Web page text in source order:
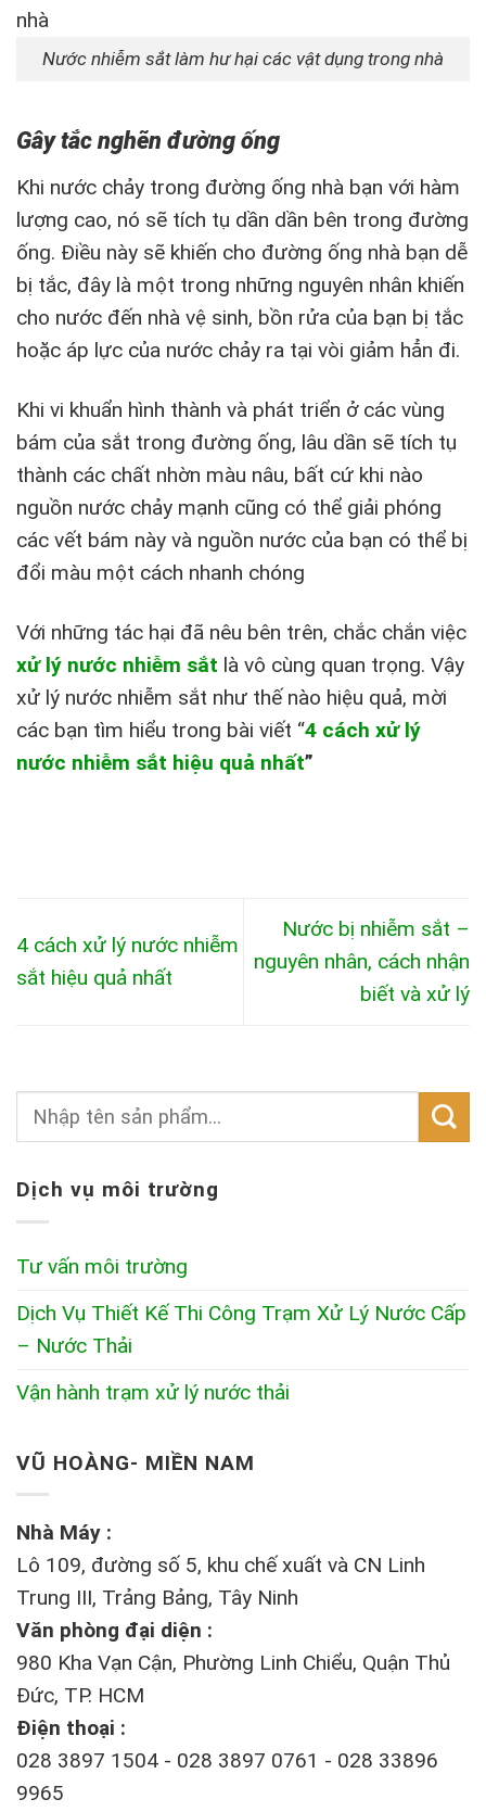
Nước nhiễm sắt làm hư hại các vật dụng trong nhà
Gây tắc nghẽn đường ống
Khi nước chảy trong đường ống nhà bạn với hàm
lượng cao, nó sẽ tích tụ dần dần bên trong đường
ống. Điều này sẽ khiến cho đường ống nhà bạn dễ
bị tắc, đây là một trong những nguyên nhân khiến
cho nước đến nhà vệ sinh, bồn rửa của bạn bị tắc
hoặc áp lực của nước chảy ra tại vòi giảm hẳn đi.
Khi vi khuẩn hình thành và phát triển ở các vùng
bám của sắt trong đường ống, lâu dần sẽ tích tụ
thành các chất nhờn màu nâu, bất cứ khi nào
nguồn nước chảy mạnh cũng có thể giải phóng
các vết bám này và nguồn nước của bạn có thể bị
đổi màu một cách nhanh chóng
Với những tác hại đã nêu bên trên, chắc chắn việc
xử lý nước nhiễm sắt là vô cùng quan trọng. Vậy
xử lý nước nhiễm sắt như thế nào hiệu quả, mời
các bạn tìm hiểu trong bài viết “4 cách xử lý
nước nhiễm sắt hiệu quả nhất”
4 cách xử lý nước nhiễm
sắt hiệu quả nhất
Nước bị nhiễm sắt –
nguyên nhân, cách nhận
biết và xử lý
Dịch vụ môi trường
Tư vấn môi trường
Dịch Vụ Thiết Kế Thi Công Trạm Xử Lý Nước Cấp
– Nước Thải
Vận hành trạm xử lý nước thải
VŨ HOÀNG- MIỀN NAM
Nhà Máy :
Lô 109, đường số 5, khu chế xuất và CN Linh
Trung III, Trảng Bảng, Tây Ninh
Văn phòng đại diện :
980 Kha Vạn Cận, Phường Linh Chiểu, Quận Thủ
Đức, TP. HCM
Điện thoại :
028 3897 1504 - 028 3897 0761 - 028 33896
9965